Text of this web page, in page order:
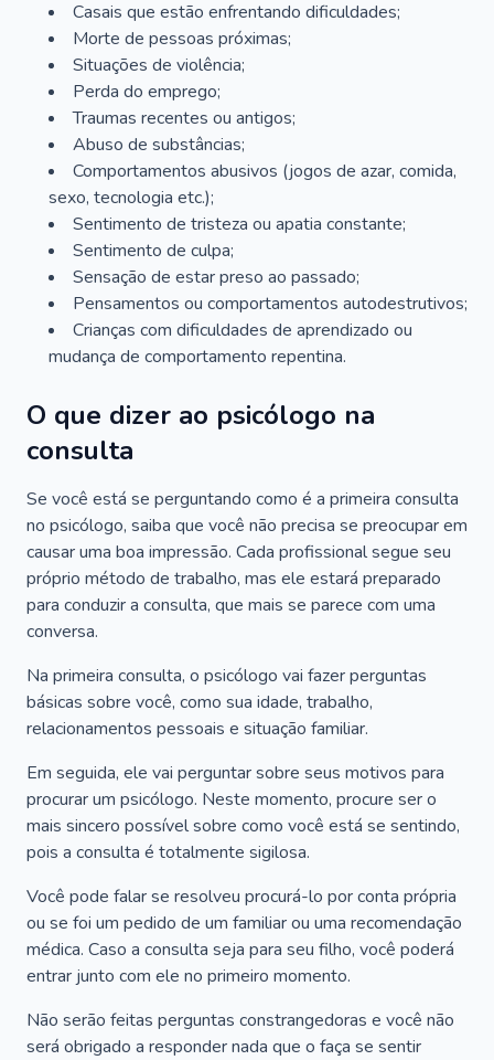
Casais que estão enfrentando dificuldades;
Morte de pessoas próximas;
Situações de violência;
Perda do emprego;
Traumas recentes ou antigos;
Abuso de substâncias;
Comportamentos abusivos (jogos de azar, comida,
sexo, tecnologia etc.);
Sentimento de tristeza ou apatia constante;
Sentimento de culpa;
Sensação de estar preso ao passado;
Pensamentos ou comportamentos autodestrutivos;
Crianças com dificuldades de aprendizado ou
mudança de comportamento repentina.
O que dizer ao psicólogo na
consulta
Se você está se perguntando como é a primeira consulta
no psicólogo, saiba que você não precisa se preocupar em
causar uma boa impressão. Cada profissional segue seu
próprio método de trabalho, mas ele estará preparado
para conduzir a consulta, que mais se parece com uma
conversa.
Na primeira consulta, o psicólogo vai fazer perguntas
básicas sobre você, como sua idade, trabalho,
relacionamentos pessoais e situação familiar.
Em seguida, ele vai perguntar sobre seus motivos para
procurar um psicólogo. Neste momento, procure ser o
mais sincero possível sobre como você está se sentindo,
pois a consulta é totalmente sigilosa.
Você pode falar se resolveu procurá-lo por conta própria
ou se foi um pedido de um familiar ou uma recomendação
médica. Caso a consulta seja para seu filho, você poderá
entrar junto com ele no primeiro momento.
Não serão feitas perguntas constrangedoras e você não
será obrigado a responder nada que o faça se sentir